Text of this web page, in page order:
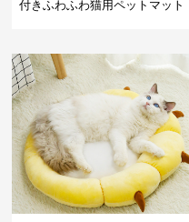
付きふわふわ猫用ペットマット